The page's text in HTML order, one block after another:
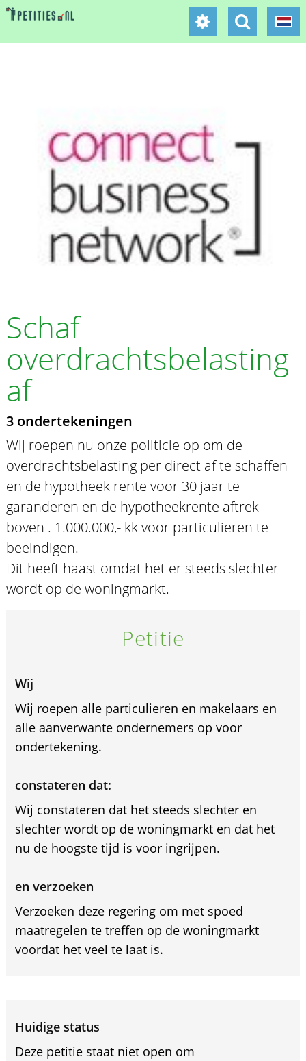
Schaf
overdrachtsbelasting
af
3 ondertekeningen
Wij roepen nu onze politicie op om de
overdrachtsbelasting per direct af te schaffen
en de hypotheek rente voor 30 jaar te
garanderen en de hypotheekrente aftrek
boven . 1.000.000,- kk voor particulieren te
beeindigen.
Dit heeft haast omdat het er steeds slechter
wordt op de woningmarkt.
Petitie
Wij
Wij roepen alle particulieren en makelaars en
alle aanverwante ondernemers op voor
ondertekening.
constateren dat:
Wij constateren dat het steeds slechter en
slechter wordt op de woningmarkt en dat het
nu de hoogste tijd is voor ingrijpen.
en verzoeken
Verzoeken deze regering om met spoed
maatregelen te treffen op de woningmarkt
voordat het veel te laat is.
Huidige status
Deze petitie staat niet open om